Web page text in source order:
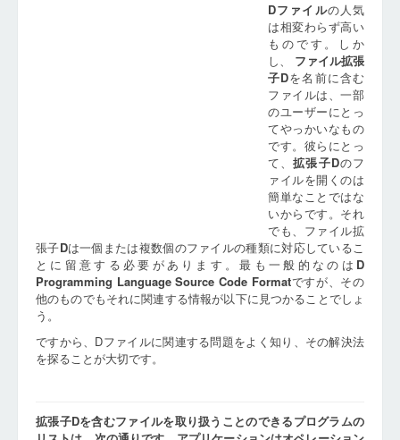
Dファイルの人気
は相変わらず高い
ものです。しか
し、 ファイル拡張
子Dを名前に含む
ファイルは、一部
のユーザーにとっ
てやっかいなもの
です。彼らにとっ
て、拡張子Dのフ
ァイルを開くのは
簡単なことではな
いからです。それ
でも、ファイル拡
張子Dは一個または複数個のファイルの種類に対応しているこ
とに留意する必要があります。最も一般的なのは D
Programming Language Source Code Formatですが、その
他のものでもそれに関連する情報が以下に見つかることでしょ
う。
ですから、Dファイルに関連する問題をよく知り、その解決法
を探ることが大切です。
拡張子Dを含むファイルを取り扱うことのできるプログラムの